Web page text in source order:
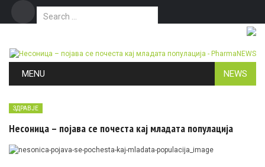
Search for:
MENU NEWS
ЗДРАВЈЕ
Несоница – појава се почеста кај младата популација